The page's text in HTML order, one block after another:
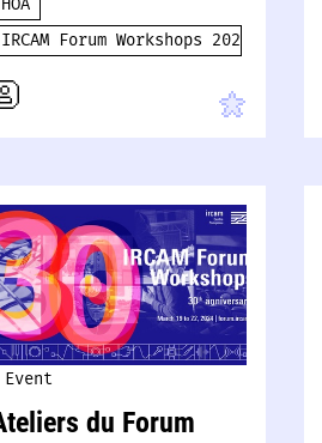
HOA
IRCAM Forum Workshops 2024
Event
du Forum